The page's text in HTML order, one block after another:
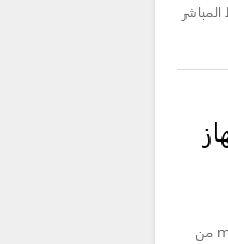
الطريقة الاولي جهاز استار سات 550/650 نقوم بالظغط على menu من